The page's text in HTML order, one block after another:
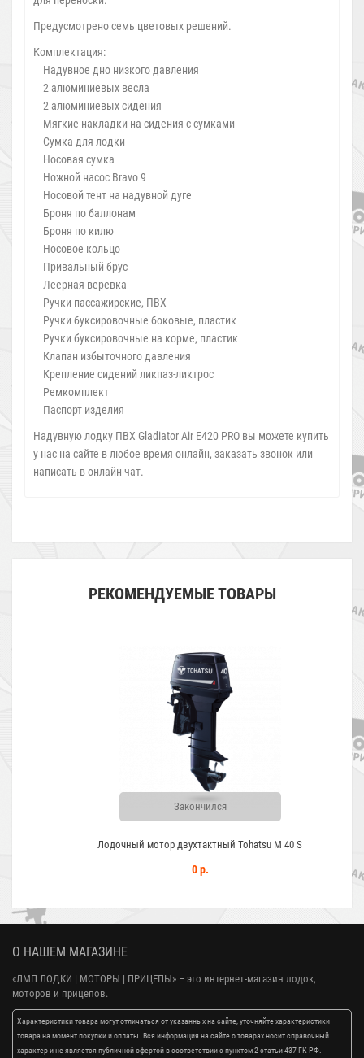
Предусмотрено семь цветовых решений.
Комплектация:
Надувное дно низкого давления
2 алюминиевых весла
2 алюминиевых сидения
Мягкие накладки на сидения с сумками
Сумка для лодки
Носовая сумка
Ножной насос Bravo 9
Носовой тент на надувной дуге
Броня по баллонам
Броня по килю
Носовое кольцо
Привальный брус
Леерная веревка
Ручки пассажирские, ПВХ
Ручки буксировочные боковые, пластик
Ручки буксировочные на корме, пластик
Клапан избыточного давления
Крепление сидений ликпаз-ликтрос
Ремкомплект
Паспорт изделия
Надувную лодку ПВХ Gladiator Air E420 PRO вы можете купить
у нас на сайте в любое время онлайн, заказать звонок или
написать в онлайн-чат.
РЕКОМЕНДУЕМЫЕ ТОВАРЫ
Закончился
Лодочный мотор двухтактный Tohatsu M 40 S
О НАШЕМ МАГАЗИНЕ
«ЛМП ЛОДКИ | МОТОРЫ | ПРИЦЕПЫ» – это интернет-магазин лодок,
моторов и прицепов.
Характеристики товара могут отличаться от указанных на сайте, уточняйте характеристики
товара на момент покупки и оплаты. Вся информация на сайте о товарах носит справочный
характер и не является публичной офертой в соответствии с пунктом 2 статьи 437 ГК РФ.